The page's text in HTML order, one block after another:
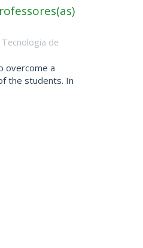
de
overcome a
the students. In